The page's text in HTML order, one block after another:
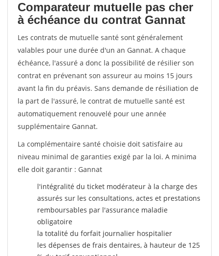
Comparateur mutuelle pas cher
à échéance du contrat Gannat
Les contrats de mutuelle santé sont généralement
valables pour une durée d'un an Gannat. A chaque
échéance, l'assuré a donc la possibilité de résilier son
contrat en prévenant son assureur au moins 15 jours
avant la fin du préavis. Sans demande de résiliation de
la part de l'assuré, le contrat de mutuelle santé est
automatiquement renouvelé pour une année
supplémentaire Gannat.
La complémentaire santé choisie doit satisfaire au
niveau minimal de garanties exigé par la loi. A minima
elle doit garantir : Gannat
l'intégralité du ticket modérateur à la charge des
assurés sur les consultations, actes et prestations
remboursables par l'assurance maladie
obligatoire
la totalité du forfait journalier hospitalier
les dépenses de frais dentaires, à hauteur de 125